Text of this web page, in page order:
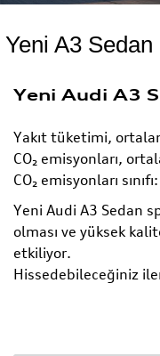
Yeni A3 Sedan
Yeni Audi A3
Yakıt tüketimi,
CO₂ emisyonları,
CO₂ emisyonları
Yeni Audi A3 Sedan
olması ve yüksek
etkiliyor.
Hissedebileceğiniz